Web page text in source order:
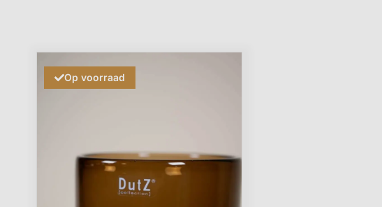
Op voorraad